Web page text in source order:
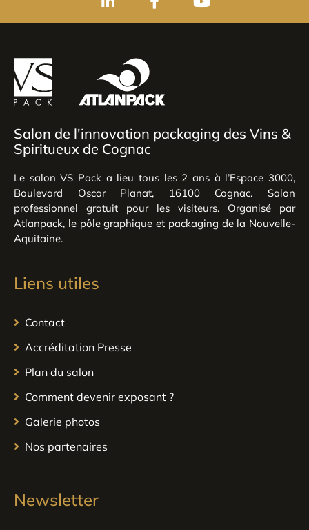
Salon de l'innovation packaging des Vins &
Spiritueux de Cognac
Le salon VS Pack a lieu tous les 2 ans à l’Espace 3000,
Boulevard Oscar Planat, 16100 Cognac. Salon
professionnel gratuit pour les visiteurs. Organisé par
Atlanpack, le pôle graphique et packaging de la Nouvelle-
Aquitaine.
Liens utiles
Contact
Accréditation Presse
Plan du salon
Comment devenir exposant ?
Galerie photos
Nos partenaires
Newsletter